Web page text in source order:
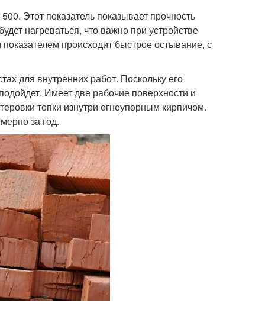
Этот показатель показывает прочность
нагреваться, что важно при устройстве
происходит быстрое остывание, с
для внутренних работ. Поскольку его
Имеет две рабочие поверхности и
топки изнутри огнеупорным кирпичом.
за год.